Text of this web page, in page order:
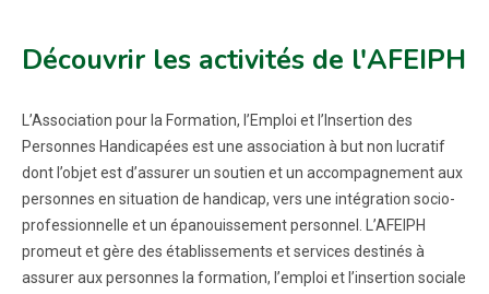
Découvrir les activités de l'AFEIPH
L’Association pour la Formation, l’Emploi et l’Insertion des
Personnes Handicapées est une association à but non lucratif
dont l’objet est d’assurer un soutien et un accompagnement aux
personnes en situation de handicap, vers une intégration socio-
professionnelle et un épanouissement personnel. L’AFEIPH
promeut et gère des établissements et services destinés à
assurer aux personnes la formation, l’emploi et l’insertion sociale